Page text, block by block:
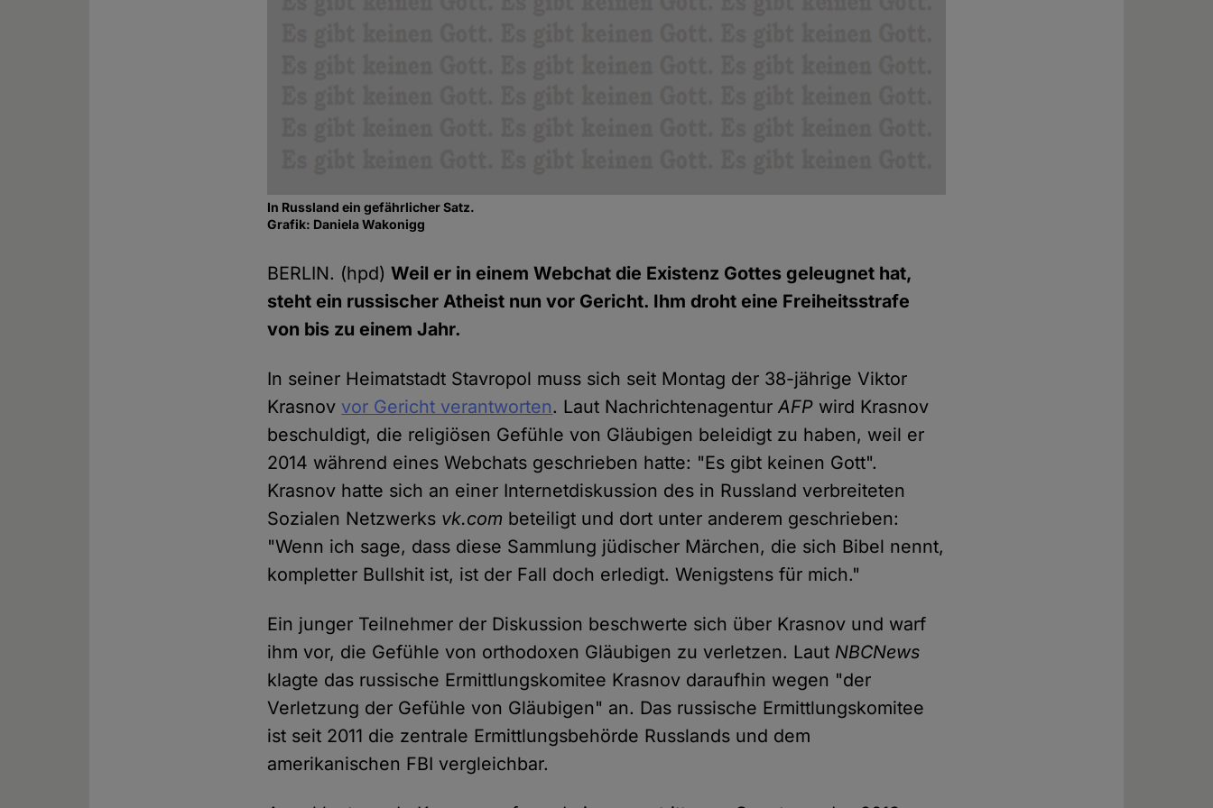
In Russland ein gefährlicher Satz.
Grafik: Daniela Wakonigg
BERLIN. (hpd)Weil er in einem Webchat die Existenz Gottes geleugnet hat,
steht ein russischer Atheist nun vor Gericht. Ihm droht eine Freiheitsstrafe
von bis zu einem Jahr.
In seiner Heimatstadt Stavropol muss sich seit Montag der 38-jährige Viktor
Krasnov vor Gericht verantworten. Laut NachrichtenagenturAFP wird Krasnov
beschuldigt, die religiösen Gefühle von Gläubigen beleidigt zu haben, weil er
2014 während eines Webchats geschrieben hatte: "Es gibt keinen Gott".
Krasnov hatte sich an einer Internetdiskussion des in Russland verbreiteten
Sozialen Netzwerks vk.com beteiligt und dort unter anderem geschrieben:
"Wenn ich sage, dass diese Sammlung jüdischer Märchen, die sich Bibel nennt,
kompletter Bullshit ist, ist der Fall doch erledigt. Wenigstens für mich."
Ein junger Teilnehmer der Diskussion beschwerte sich über Krasnov und warf
ihm vor, die Gefühle von orthodoxen Gläubigen zu verletzen. Laut NBCNews
klagte das russische Ermittlungskomitee Krasnov daraufhin wegen "der
Verletzung der Gefühle von Gläubigen" an. Das russische Ermittlungskomitee
ist seit 2011 die zentrale Ermittlungsbehörde Russlands und dem
amerikanischen FBI vergleichbar.